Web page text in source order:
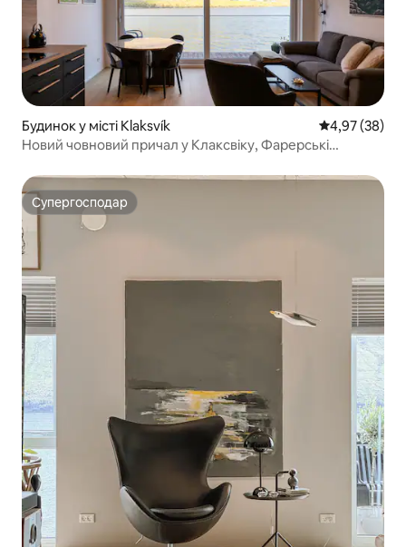
Будинок у місті Klaksvík Середня
4,97 (38)
Новий човновий причал у Клаксвіку, Фарерські
Супергосподар
Супергосподар